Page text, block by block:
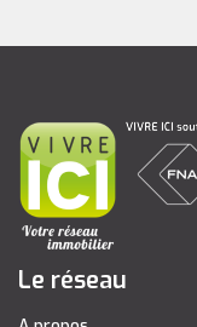
Le réseau